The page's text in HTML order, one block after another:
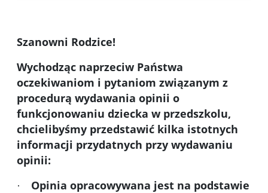
Szanowni Rodzice!
Wychodząc naprzeciw Państwa
oczekiwaniom i pytaniom związanym z
procedurą wydawania opinii o
funkcjonowaniu dziecka w przedszkolu,
chcielibyśmy przedstawić kilka istotnych
informacji przydatnych przy wydawaniu
opinii:
·
Opinia opracowywana jest na podstawie